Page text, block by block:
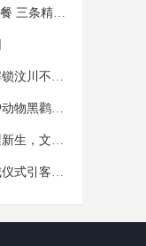
四川黑水备足“五一”文旅大餐 三条精品线路解锁深度游新体验
花下火锅、草坪音乐……解锁汶川不一样的春天
红原群众救助受伤一级保护动物黑鹳 5小时转送成都
金川梨花季走过十年：古梨新生，文旅谋变
四川茂县：中国古羌城开城仪式引客来 零距离体验羌文化魅力